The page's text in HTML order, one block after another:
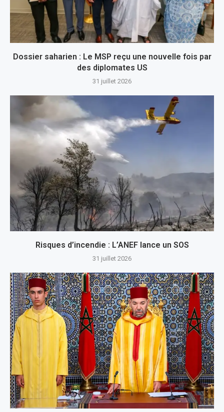
Dossier saharien : Le MSP reçu une nouvelle fois par
des diplomates US
31 juillet 2026
Risques d’incendie : L’ANEF lance un SOS
31 juillet 2026